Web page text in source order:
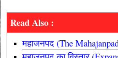
Read Also :
महाजनपद (The